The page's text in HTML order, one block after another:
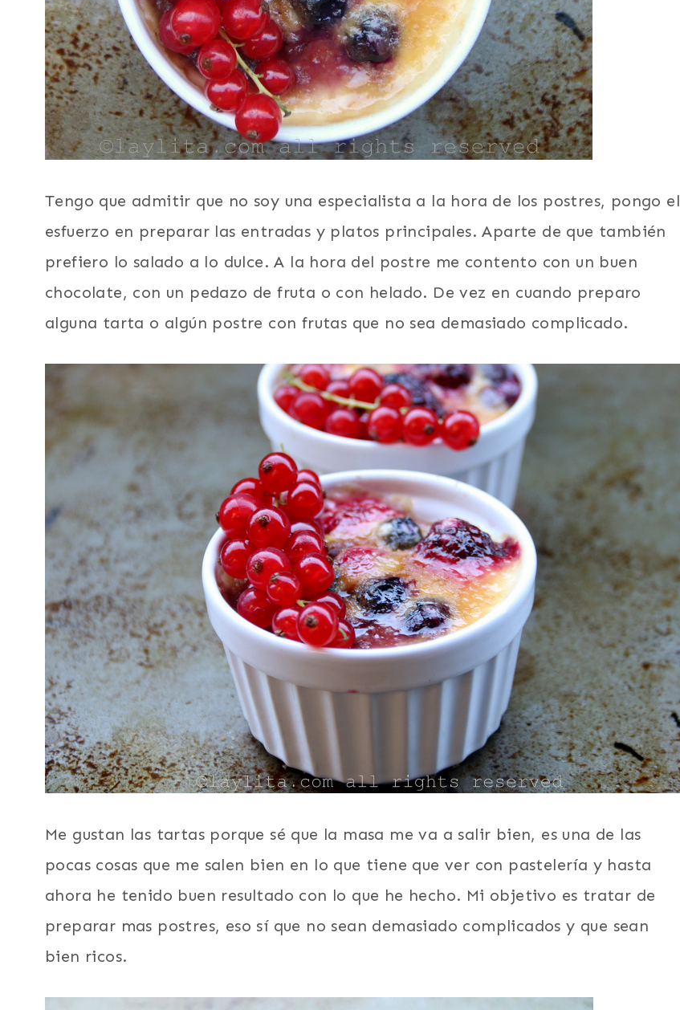
Tengo que admitir que no soy una especialista a la hora de los postres, pongo el
esfuerzo en preparar las entradas y platos principales. Aparte de que también
prefiero lo salado a lo dulce. A la hora del postre me contento con un buen
chocolate, con un pedazo de fruta o con helado. De vez en cuando preparo
alguna tarta o algún postre con frutas que no sea demasiado complicado.
Me gustan las tartas porque sé que la masa me va a salir bien, es una de las
pocas cosas que me salen bien en lo que tiene que ver con pastelería y hasta
ahora he tenido buen resultado con lo que he hecho. Mi objetivo es tratar de
preparar mas postres, eso sí que no sean demasiado complicados y que sean
bien ricos.